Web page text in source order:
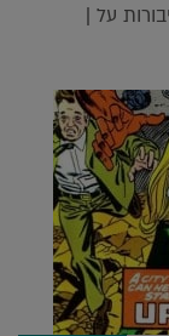
על |